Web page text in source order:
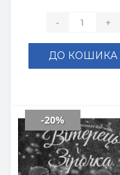
- +
ДО КОШИКА
-20%